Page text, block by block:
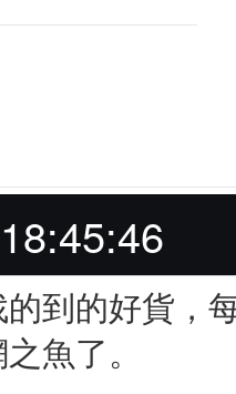
到的好貨，
魚了。